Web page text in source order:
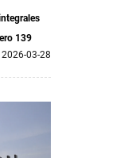
139
2026-03-28